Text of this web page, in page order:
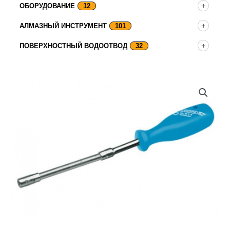
ОБОРУДОВАНИЕ 12
АЛМАЗНЫЙ ИНСТРУМЕНТ 101
ПОВЕРХНОСТНЫЙ ВОДООТВОД 32